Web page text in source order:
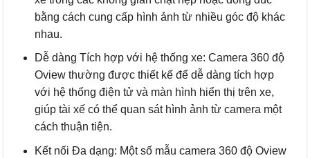
bằng cách cung cấp hình ảnh từ nhiều góc độ khác
nhau.
Dễ dàng Tích hợp với hệ thống xe: Camera 360 độ
Oview thường được thiết kế để dễ dàng tích hợp
với hệ thống điện tử và màn hình hiển thị trên xe,
giúp tài xế có thể quan sát hình ảnh từ camera một
cách thuận tiện.
Kết nối Đa dạng: Một số mẫu camera 360 độ Oview